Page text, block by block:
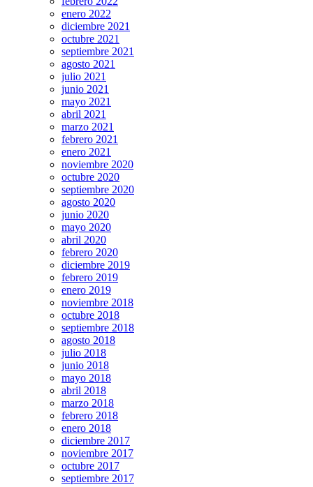
enero 2022
diciembre 2021
octubre 2021
septiembre 2021
agosto 2021
julio 2021
junio 2021
mayo 2021
abril 2021
marzo 2021
febrero 2021
enero 2021
noviembre 2020
octubre 2020
septiembre 2020
agosto 2020
junio 2020
mayo 2020
abril 2020
febrero 2020
diciembre 2019
febrero 2019
enero 2019
noviembre 2018
octubre 2018
septiembre 2018
agosto 2018
julio 2018
junio 2018
mayo 2018
abril 2018
marzo 2018
febrero 2018
enero 2018
diciembre 2017
noviembre 2017
octubre 2017
septiembre 2017